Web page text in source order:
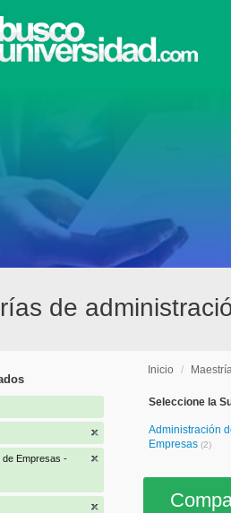
de
de Empresas -
Inicio /
Seleccione la
Administración
Empresas (2)